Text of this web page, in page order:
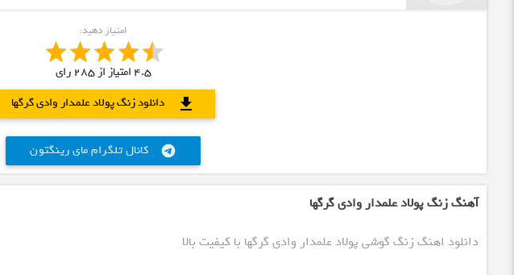
امتیاز دهید:
4.5 امتیاز از285 رای
دانلود زنگ پولاد علمدار وادی گرگها
download
کانال تلگرام مای رینگتون telegram
آهنگ زنگ پولاد علمدار وادی گرگها
دانلود اهنگ زنگ گوشی پولاد علمدار وادی گرگها با کیفیت بالا